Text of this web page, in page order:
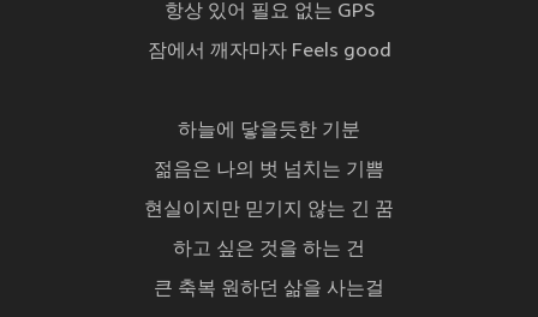
항상 있어 필요 없는 GPS
잠에서 깨자마자 Feels good
하늘에 닿을듯한 기분
젊음은 나의 벗 넘치는 기쁨
현실이지만 믿기지 않는 긴 꿈
하고 싶은 것을 하는 건
큰 축복 원하던 삶을 사는걸